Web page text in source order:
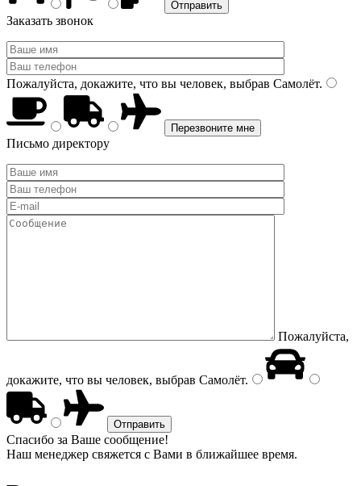
Заказать звонок
Пожалуйста, докажите, что вы человек, выбрав Самолёт.
Письмо директору
Пожалуйста,
докажите, что вы человек, выбрав Самолёт.
Спасибо за Ваше сообщение!
Наш менеджер свяжется с Вами в ближайшее время.